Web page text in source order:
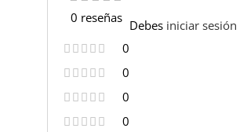
0 reseñas
0
0
0
0
Debes iniciar sesión